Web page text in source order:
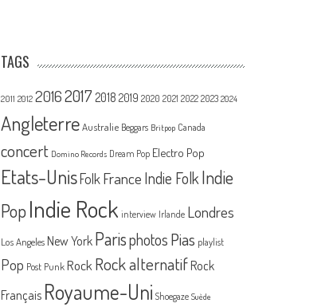
TAGS
2011 2012 20162017 2018 2019 2020 2021 2022 2023 2024
Angleterre Australie Beggars Britpop Canada
concert Domino Records Dream Pop Electro Pop
Etats-UnisFolk France Indie FolkIndie
PopIndie Rock interview Irlande Londres
Los Angeles New York Parisphotos Pias playlist
Pop Post Punk Rock Rock alternatif Rock
Français Royaume-Uni Shoegaze Suède